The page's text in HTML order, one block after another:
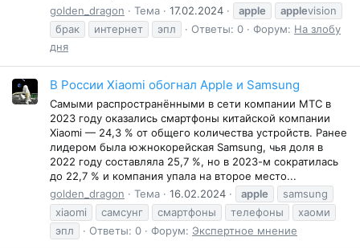
golden_dragon
Тема 17.02.2024 apple applevision
брак
интернет эпл Ответы: 0 Форум: На злобу
дня
В России Xiaomi обогнал Apple и Samsung
Самыми распространёнными в сети компании МТС в
2023 году оказались смартфоны китайской компании
Xiaomi — 24,3 % от общего количества устройств. Ранее
лидером была южнокорейская Samsung, чья доля в
2022 году составляла 25,7 %, но в 2023-м сократилась
до 22,7 % и компания упала на второе место...
golden_dragon
Тема 16.02.2024 apple
samsung
xiaomi
самсунг смартфоны телефоны
хаоми
эпл
Ответы: 0 Форум: Экспертное мнение